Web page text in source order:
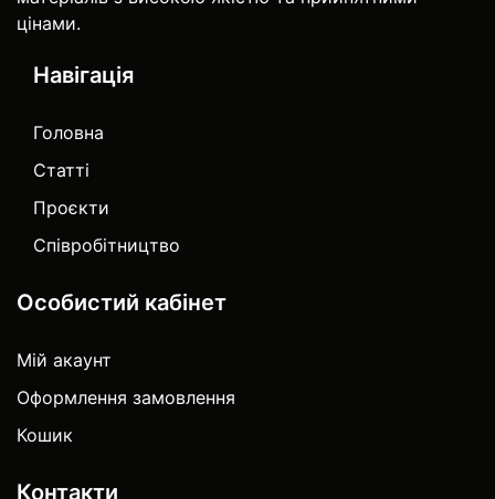
цінами.
Навігація
Головна
Статті
Проєкти
Співробітництво
Особистий кабінет
Мій акаунт
Оформлення замовлення
Кошик
Контакти